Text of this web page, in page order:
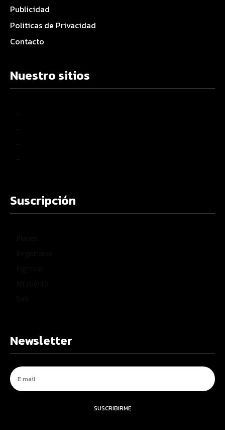
Publicidad
Politicas de Privacidad
Contacto
Nuestro sitios
Suscripción
Newsletter
SUSCRIBIRME